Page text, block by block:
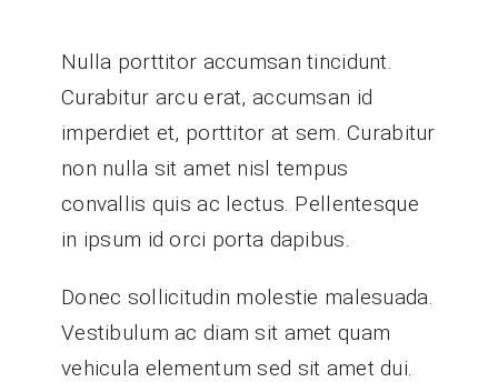
Nulla porttitor accumsan tincidunt.
Curabitur arcu erat, accumsan id
imperdiet et, porttitor at sem. Curabitur
non nulla sit amet nisl tempus
convallis quis ac lectus. Pellentesque
in ipsum id orci porta dapibus.
Donec sollicitudin molestie malesuada.
Vestibulum ac diam sit amet quam
vehicula elementum sed sit amet dui.